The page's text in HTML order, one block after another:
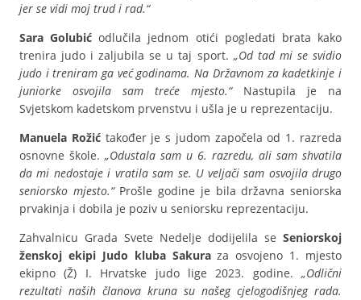
jer se vidi moj trud i rad.“
Sara Golubić odlučila jednom otići pogledati brata kako
trenira judo i zaljubila se u taj sport. „Od tad mi se svidio
judo i treniram ga već godinama. Na Državnom za kadetkinje i
juniorke osvojila sam treće mjesto.“ Nastupila je na
Svjetskom kadetskom prvenstvu i ušla je u reprezentaciju.
Manuela Rožićtakođer je s judom započela od 1. razreda
osnovne škole. „Odustala sam u 6. razredu, ali sam shvatila
da mi nedostaje i vratila sam se. U veljači sam osvojila drugo
seniorsko mjesto.“ Prošle godine je bila državna seniorska
prvakinja i dobila je poziv u seniorsku reprezentaciju.
Zahvalnicu Grada Svete Nedelje dodijelila se Seniorskoj
ženskoj ekipi Judo kluba Sakuraza osvojeno 1. mjesto
ekipno (Ž) I. Hrvatske judo lige 2023. godine. „Odlični
rezultati naših članova kruna su našeg cjelogodišnjeg rada.